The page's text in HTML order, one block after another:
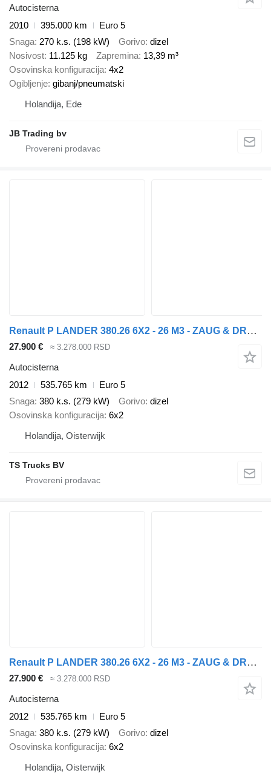
Autocisterna
2010
395.000 km
Euro 5
Snaga 270 k.s. (198 kW) Gorivo dizel
Nosivost 11.125 kg Zapremina 13,39 m³
Osovinska konfiguracija 4x2
Ogibljenje gibanj/pneumatski
Holandija, Ede
JB Trading bv
Renault P LANDER 380.26 6X2 - 26 M3 - ZAUG & DRUCK - PELLET - TANK - TOP
27.900 € ≈ 3.278.000 RSD
Autocisterna
2012
535.765 km
Euro 5
Snaga 380 k.s. (279 kW) Gorivo dizel
Osovinska konfiguracija 6x2
Holandija, Oisterwijk
TS Trucks BV
Renault P LANDER 380.26 6X2 - 26 M3 - ZAUG & DRUCK - PELLET - TANK - TOP
27.900 € ≈ 3.278.000 RSD
Autocisterna
2012
535.765 km
Euro 5
Snaga 380 k.s. (279 kW) Gorivo dizel
Osovinska konfiguracija 6x2
Holandija, Oisterwijk